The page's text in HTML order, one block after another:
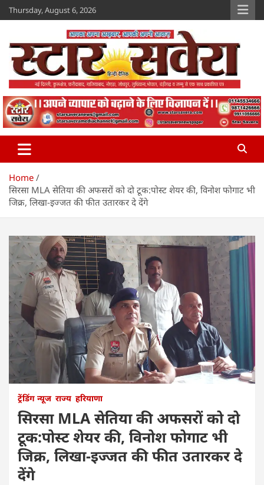
Skip
to
Thursday, August 6, 2026
Star Savera
www.starsavera.com
Home
सिरसा MLA सेतिया की अफसरों को दो टूक:पोस्ट शेयर की, विनोश फोगाट भी
जिक्र, लिखा-इज्जत की फीत उतारकर दे देंगे
ट्रेंडिंग न्यूज राज्य हरियाणा
सिरसा MLA सेतिया की अफसरों को दो
टूक:पोस्ट शेयर की, विनोश फोगाट भी
जिक्र, लिखा-इज्जत की फीत उतारकर दे
देंगे